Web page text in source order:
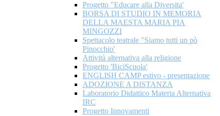
Progetto "Educare alla Diversita'
BORSA DI STUDIO IN MEMORIA
DELLA MAESTA MARIA PIA
MINGOZZI
Spettacolo teatrale "Siamo tutti un pò
Pinocchio'
Attività alternativa alla religione
Progetto 'BiciScuola'
ENGLISH CAMP estivo - presentazione
ADOZIONE A DISTANZA
Laboratorio Didattico Materia Alternativa
IRC
Progetto Innovamenti